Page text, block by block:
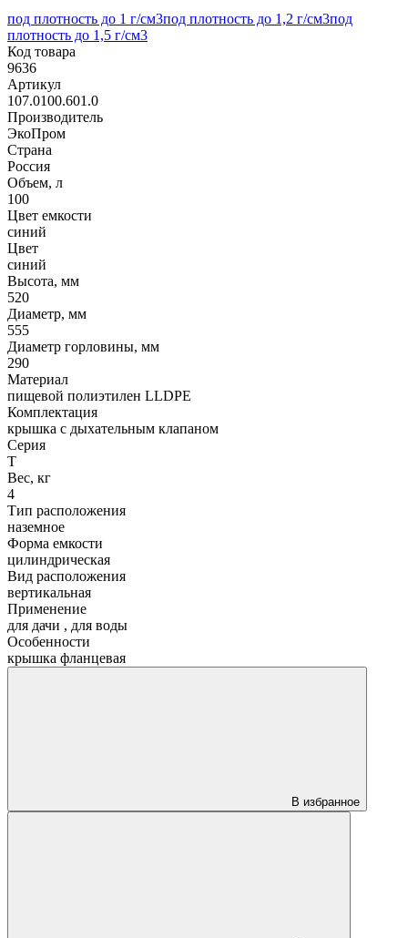
под плотность до 1 г/cм3под плотность до 1,2 г/cм3под
плотность до 1,5 г/cм3
Код товара
9636
Артикул
107.0100.601.0
Производитель
ЭкоПром
Страна
Россия
Объем, л
100
Цвет емкости
синий
Цвет
синий
Высота, мм
520
Диаметр, мм
555
Диаметр горловины, мм
290
Материал
пищевой полиэтилен LLDPE
Комплектация
крышка с дыхательным клапаном
Серия
Т
Вес, кг
4
Тип расположения
наземное
Форма емкости
цилиндрическая
Вид расположения
вертикальная
Применение
для дачи , для воды
Особенности
крышка фланцевая
В избранное